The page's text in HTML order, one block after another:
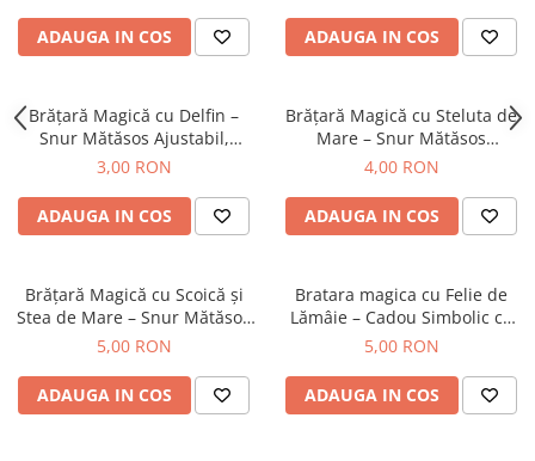
ADAUGA IN COS ADAUGA IN COS
Brățară Magică cu Delfin –
Snur Mătăsos Ajustabil,
Culoare la Alegere
3,00 RON
ADAUGA IN COS
Brățară Magică cu Steluta de
Mare – Snur Mătăsos
Ajustabil, Culoare la Alegere
4,00 RON
ADAUGA IN COS
Brățară Magică cu Scoică și
Stea de Mare – Snur Mătăsos
Ajustabil, Culoare la Alegere
5,00 RON
ADAUGA IN COS
Bratara magica cu Felie de
Lămâie – Cadou Simbolic cu
Mesaj Motivațional
5,00 RON
ADAUGA IN COS